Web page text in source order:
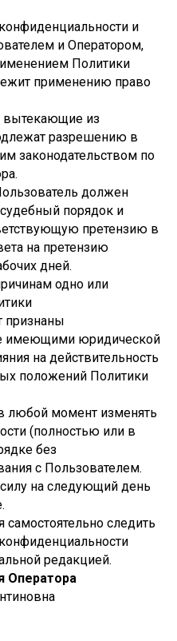
и
и Оператором,
Политики
применению право
вытекающие из
разрешению в
законодательством по
должен
порядок и
претензию в
на претензию
дней.
одно или
признаны
имеющими юридической
на действительность
положений Политики
любой момент изменять
(полностью или в
без
с Пользователем.
на следующий день
самостоятельно следить
редакцией.
Оператора